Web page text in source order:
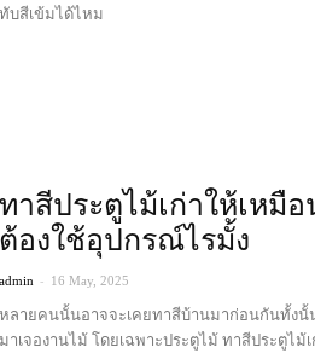
ทับสีเข้มได้ไหม
ทาสีประตูไม้เก่าให้เหมือ
ต้องใช้อุปกรณ์ไรมั้ง
admin - 16 May, 2025
หลายคนนั้นอาจจะเคยทาสีบ้านมาก่อนกันทั้งนั้
มาเจองานไม้ โดยเฉพาะประตูไม้ ทาสีประตูไม้